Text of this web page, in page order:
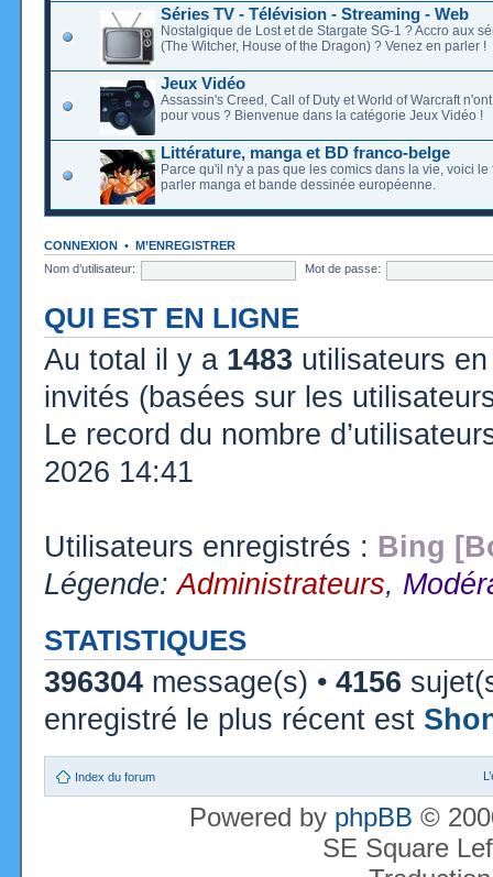
Séries TV - Télévision - Streaming - Web
Nostalgique de Lost et de Stargate SG-1 ? Accro aux
(The Witcher, House of the Dragon) ? Venez en parler !
Jeux Vidéo
Assassin's Creed, Call of Duty et World of Warcraft
pour vous ? Bienvenue dans la catégorie Jeux Vidéo !
Littérature, manga et BD franco-belge
Parce qu'il n'y a pas que les comics dans la vie, voici le
parler manga et bande dessinée européenne.
CONNEXION • M’ENREGISTRER
Nom d’utilisateur:
Mot de passe:
QUI EST EN LIGNE
Au total il y a 1483 utilisateurs
invités (basées sur les
Le record du nombre
2026 14:41
Utilisateurs enregistrés : Bing
Légende:Administrateurs,
STATISTIQUES
396304 message(s) • 4156
enregistré le plus récent est
Index du forum
Powered by phpBB ©
SE Square